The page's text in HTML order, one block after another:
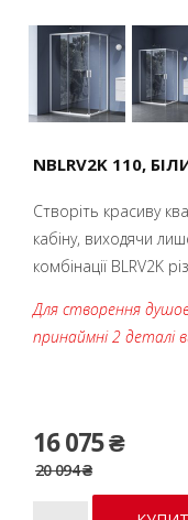
NBLRV2K 110,
Створіть красиву
кабіну, виходячи
комбінації BLRV2K
Для створення
принаймні 2 деталі
16 075 ₴
20 094 ₴